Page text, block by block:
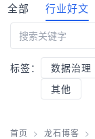
全部 行业好文
标签： 数据治理
其他
首页 > 龙石博客 >